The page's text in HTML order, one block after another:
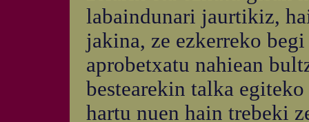
labaindunari jaurtikiz,
jakina, ze ezkerreko
aprobetxatu nahiean
bestearekin talka
hartu nuen hain trebeki